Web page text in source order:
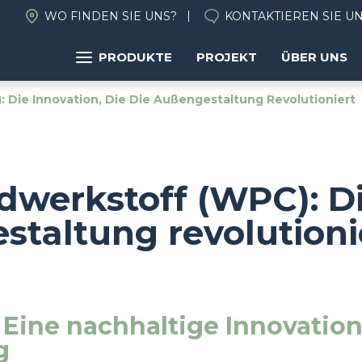
WO FINDEN SIE UNS? KONTAKTIEREN SIE
PRODUKTE PROJEKT ÜBER UNS
Die Innovation, Die Die Außengestaltung Revolutioniert
(WPC):
nachhaltige